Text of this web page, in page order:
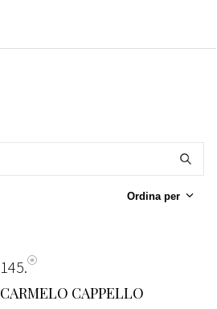
Ordina per
145
CARMELO CAPPELLO